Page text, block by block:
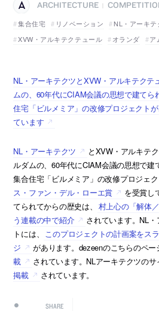
ARCHITECTURE
集合住宅
リノベーション
NL・アーキテ
XVW・アルキテクテュール
オランダ ア
NL・アーキテクツとXVW・アルキテクテ
ムの、60年代にCIAM会議の思想で建て
住宅「ビルメミア」の改修プロジェクト
ています
NL・アーキテクツ
とXVW・アルキテ
ルダムの、60年代にCIAM会議の思想で
集合住宅「ビルメミア」の改修プロジェ
ス・ファン・デル・ローエ賞
を受賞し
てられてからの歴史は、
村上心の「解体
う連載の中で紹介
されています。NL
トには、
このプロジェクトの計画案をス
ジ
があります。dezeenのこちらのペー
載
されています。NLアーキテクツのサ
掲載
されています。
SHARE